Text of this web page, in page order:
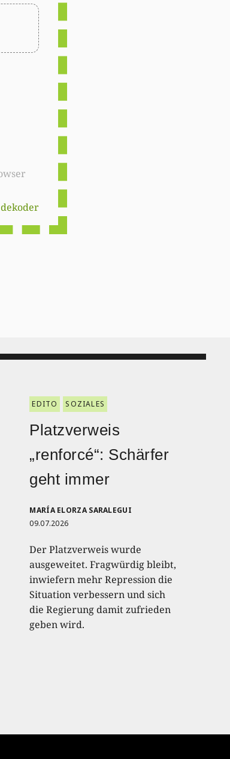
dekoder
EDITO SOZIALES
Platzverweis
„renforcé“: Schärfer
geht immer
MARÍA ELORZA SARALEGUI
09.07.2026
Der Platzverweis wurde
ausgeweitet. Fragwürdig bleibt,
inwiefern mehr Repression die
Situation verbessern und sich
die Regierung damit zufrieden
geben wird.